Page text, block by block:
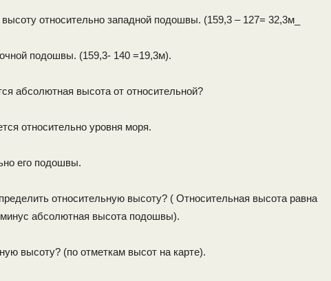
относительно западной подошвы. (159,3 – 127= 32,3м_
подошвы. (159,3- 140 =19,3м).
абсолютная высота от относительной?
относительно уровня моря.
его подошвы.
относительную высоту? ( Относительная высота равна
абсолютная высота подошвы).
высоту? (по отметкам высот на карте).